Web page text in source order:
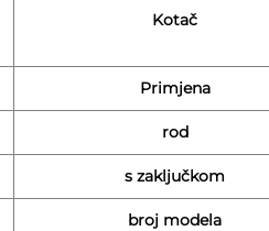
Kotač
Primjena
rod
s zaključkom
broj modela